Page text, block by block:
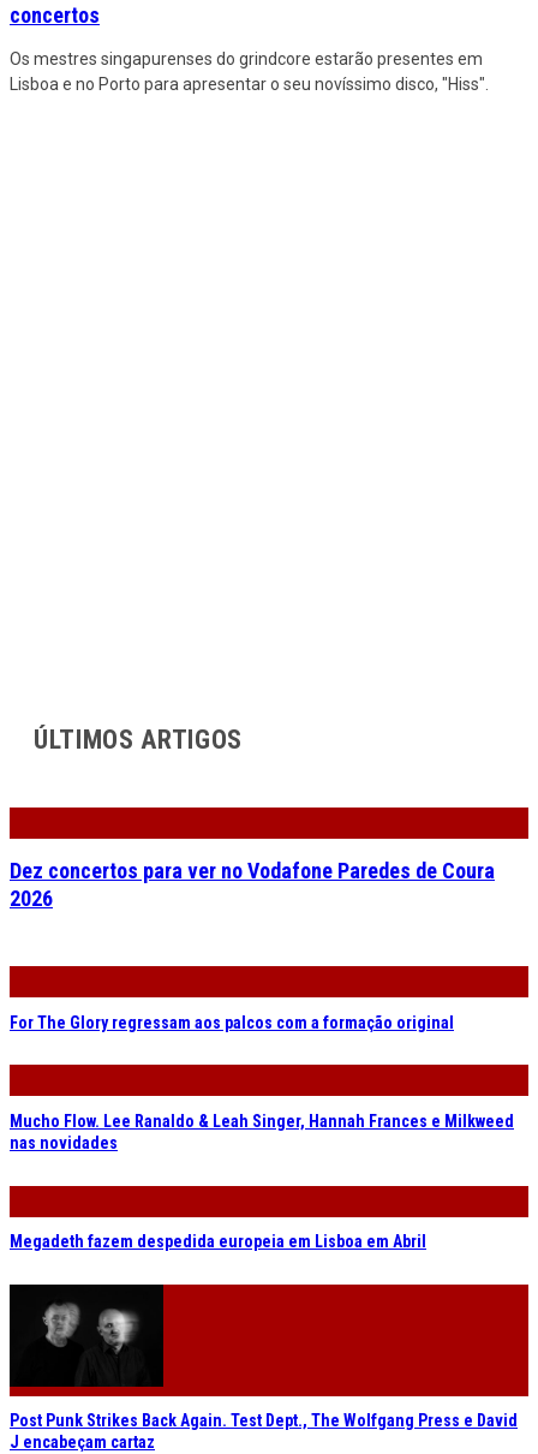
concertos
Os mestres singapurenses do grindcore estarão presentes em
Lisboa e no Porto para apresentar o seu novíssimo disco, "Hiss".
ÚLTIMOS ARTIGOS
Dez concertos para ver no Vodafone Paredes de Coura
2026
For The Glory regressam aos palcos com a formação original
Mucho Flow. Lee Ranaldo & Leah Singer, Hannah Frances e Milkweed
nas novidades
Megadeth fazem despedida europeia em Lisboa em Abril
Post Punk Strikes Back Again. Test Dept., The Wolfgang Press e David
J encabeçam cartaz